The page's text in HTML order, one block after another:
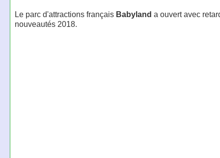
Le parc d'attractions français Babyland a ouvert avec
nouveautés 2018.